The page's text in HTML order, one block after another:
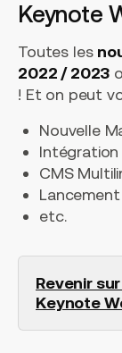
Keynote
Toutes les
2022 / 2023
! Et on peut
Nouvelle
CMS
etc.
Revenir
Keynote